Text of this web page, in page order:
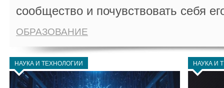
сообщество и почувствовать себя
ОБРАЗОВАНИЕ
НАУКА И ТЕХНОЛОГИИ НАУКА И